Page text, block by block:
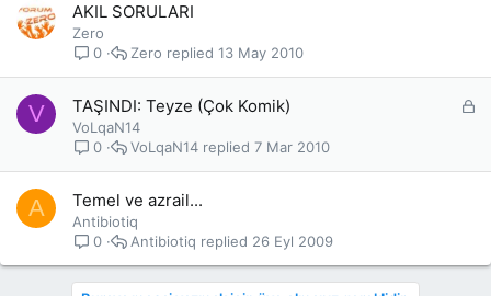
AKIL SORULARI
Zero
0
13 May 2010
Zero
V
K
TAŞINDI: Teyze (Çok Komik)
VoLqaN14
0
7 Mar 2010
VoLqaN14
A Temel ve azrail...
Antibiotiq
0
26 Eyl 2009
Antibiotiq